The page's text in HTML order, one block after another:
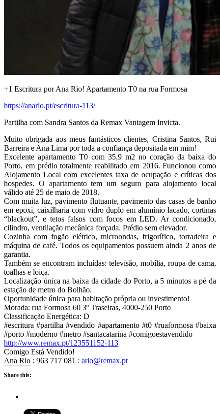
+1 Escritura por Ana Rio! Apartamento T0 na rua Formosa
https://anario.pt/escritura-113/
Partilha com Sandra Santos da Remax Vantagem Invicta.
Muito obrigada aos meus fantásticos clientes, Cristina Santos, Rui
Barreira e Ana Lima por toda a confiança depositada em mim!
Excelente apartamento T0 com 35,9 m2 no coração da baixa do
Porto, em prédio totalmente reabilitado em 2016. Funcionou como
Alojamento Local com excelentes taxa de ocupação e críticas dos
hospedes. O apartamento tem um seguro para alojamento local
válido até 25 de maio de 2018.
Com muita luz, pavimento flutuante, pavimento das casas de banho
em epoxi, caixilharia com vidro duplo em alumínio lacado, cortinas
“blackout”, e tetos falsos com focos em LED. Ar condicionado,
cilindro, ventilação mecânica forçada. Prédio sem elevador.
Cozinha com fogão elétrico, microondas, frigorífico, torradeira e
máquina de café. Todos os equipamentos possuem ainda 2 anos de
garantia.
Também se encontram incluídas: televisão, mobília, roupa de cama,
toalhas e loiça.
Localização única na baixa da cidade do Porto, a 5 minutos a pé da
estação de metro do Bolhão.
Oportunidade única para habitação própria ou investimento!
Morada: rua Formosa 60 3º Traseiras, 4000-250 Porto
Classificação Energética: D
#escritura #partilha #vendido #apartamento #t0 #ruaformosa #baixa
#porto #moderno #metro #santacatarina #comigoestavendido
http://www.remax.pt/123551152-113
Comigo Está Vendido!
Ana Rio : 963 717 081 : ario@remax.pt
Share this: